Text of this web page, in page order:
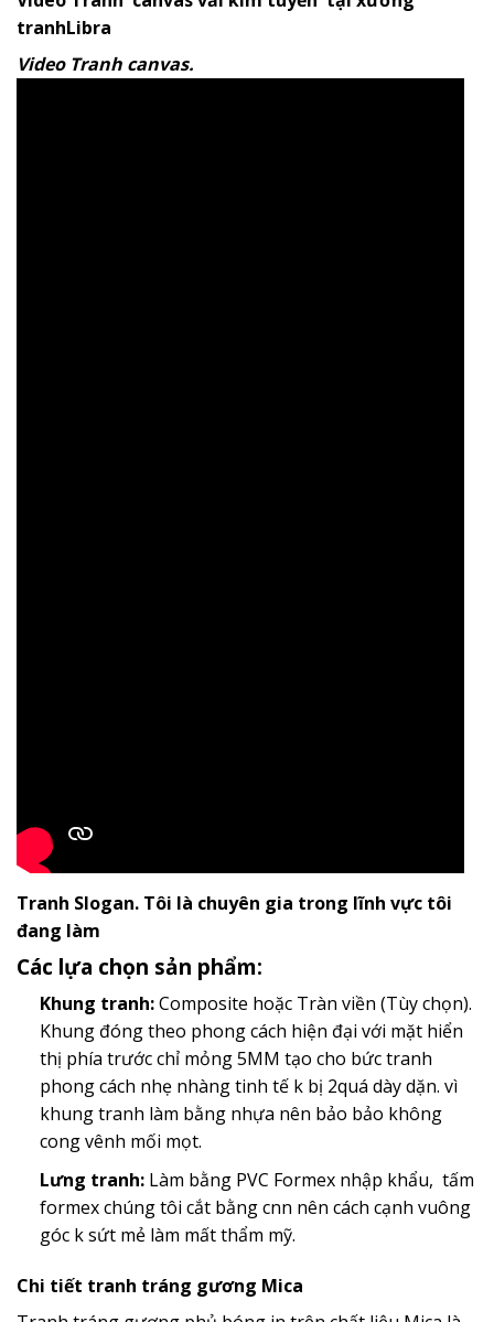
tranhLibra
Video Tranh canvas.
Tranh Slogan. Tôi là chuyên gia trong lĩnh vực tôi
đang làm
Các lựa chọn sản phẩm:
Khung tranh:Composite hoặc Tràn viền (Tùy chọn).
Khung đóng theo phong cách hiện đại với mặt hiển
thị phía trước chỉ mỏng 5MM tạo cho bức tranh
phong cách nhẹ nhàng tinh tế k bị 2quá dày dặn. vì
khung tranh làm bằng nhựa nên bảo bảo không
cong vênh mối mọt.
Lưng tranh:Làm bằng PVC Formex nhập khẩu, tấm
formex chúng tôi cắt bằng cnn nên cách cạnh vuông
góc k sứt mẻ làm mất thẩm mỹ.
Chi tiết tranh tráng gương Mica